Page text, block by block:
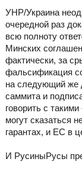
УНР/Украина
очередной раз
всю полноту
Минских
фактически, за
фальсификация
на следующий же
саммита и
говорить с
могут сказаться
гарантах, и ЕС в
И РусиныРусы